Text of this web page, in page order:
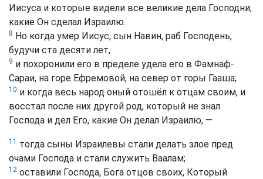
Иисуса и которые видели все великие дела Господни,
какие Он сделал Израилю.
8 Но когда умер Иисус, сын Навин, раб Господень,
будучи ста десяти лет,
9 и похоронили его в пределе удела его в Фамнаф-
Сараи, на горе Ефремовой, на север от горы Гааша;
10 и когда весь народ оный отошёл к отцам своим, и
восстал после них другой род, который не знал
Господа и дел Его, какие Он делал Израилю, —
11 тогда сыны Израилевы стали делать злое пред
очами Господа и стали служить Ваалам;
12 оставили Господа, Бога отцов своих, Который